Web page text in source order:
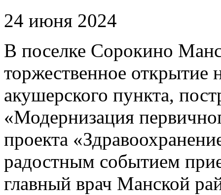
24 июня 2024
В поселке Сорокино
торжественное открытие
акушерского пункта,
«Модернизация
проекта
радостным событием
главный врач Манской